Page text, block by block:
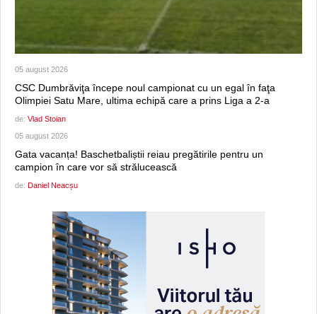
05 august 2026
CSC Dumbrăviţa începe noul campionat cu un egal în faţa
Olimpiei Satu Mare, ultima echipă care a prins Liga a 2-a
de: Vlad Stoian
05 august 2026
Gata vacanța! Baschetbaliștii reiau pregătirile pentru un
campion în care vor să strălucească
de: Daniel Neacșu